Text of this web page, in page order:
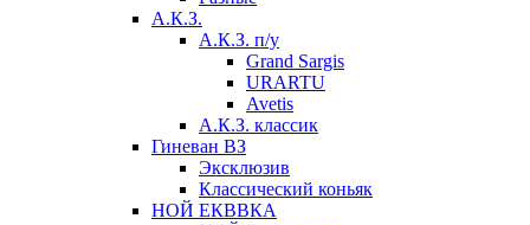
А.К.З.
А.К.З. п/у
Grand Sargis
URARTU
Avetis
А.К.З. классик
Гиневан ВЗ
Эксклюзив
Классический коньяк
НОЙ ЕКВВКА